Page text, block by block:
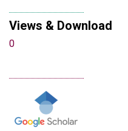
Views & Download
0